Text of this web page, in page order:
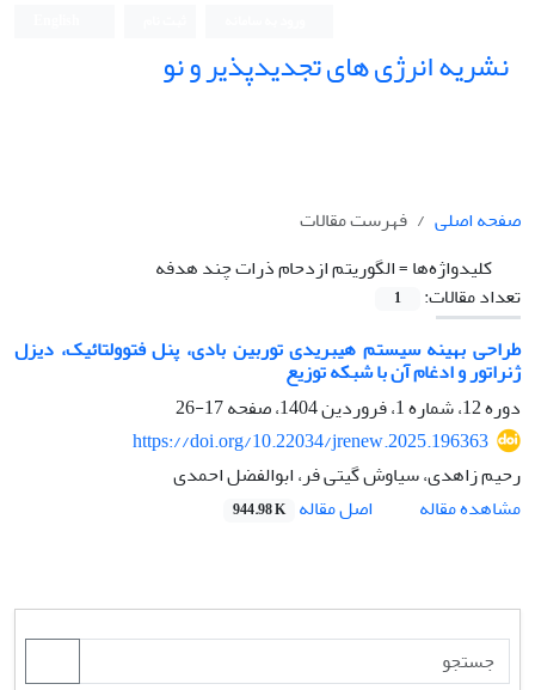
نشریه انرژی های تجدیدپذیر و نو
صفحه اصلی
فهرست مقالات
کلیدواژه‌ها =الگوریتم ازدحام ذرات چند هدفه
تعداد مقالات:
1
طراحی بهینه سیستم هیبریدی توربین بادی، پنل فتوولتائیک، دیزل
ژنراتور و ادغام آن با شبکه توزیع
دوره 12، شماره 1، فروردین 1404، صفحه
17-26
https://doi.org/10.22034/jrenew.2025.196363
رحیم زاهدی، سیاوش گیتی فر، ابوالفضل احمدی
مشاهده مقاله
اصل مقاله 944.98 K